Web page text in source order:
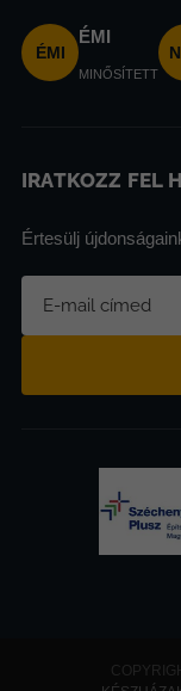
ÉMI
ÉMI
MINŐSÍTETT
IRATKOZZ FEL
Értesülj